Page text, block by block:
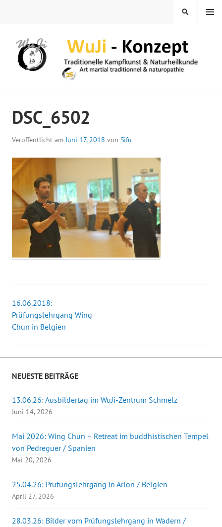
MENÜ
SUCHEN
DSC_6502
Veröffentlicht amJuni 17, 2018 von Sifu
Beitrags-
Navigation
16.06.2018:
Prüfungslehrgang Wing
Chun in Belgien
NEUESTE BEITRÄGE
13.06.26: Ausbildertag im WuJi-Zentrum Schmelz
Juni 14, 2026
Mai 2026: Wing Chun – Retreat im buddhistischen Tempel
von Pedreguer / Spanien
Mai 20, 2026
25.04.26: Prüfungslehrgang in Arlon / Belgien
April 27, 2026
28.03.26: Bilder vom Prüfungslehrgang in Wadern /